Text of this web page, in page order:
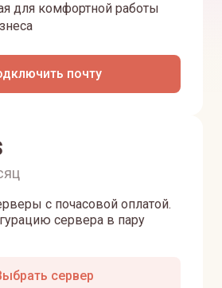
для комфортной работы
почту
с почасовой оплатой.
сервера в пару
сервер